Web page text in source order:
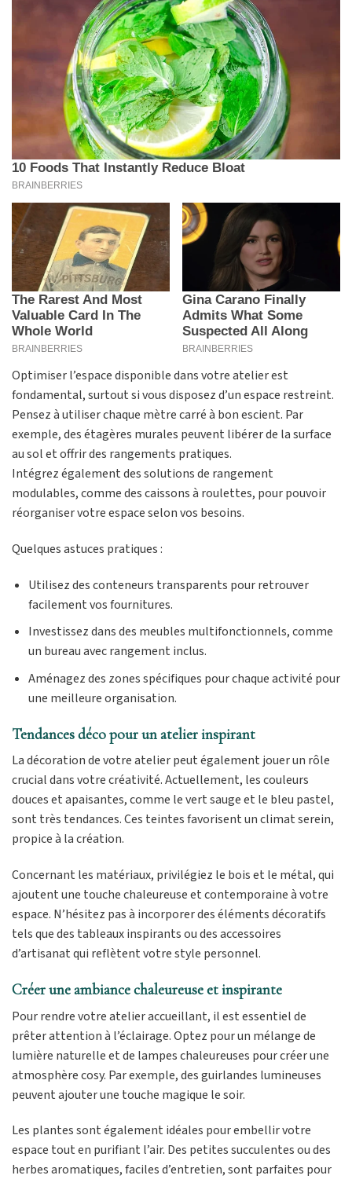
Optimiser l’espace disponible dans votre atelier est
fondamental, surtout si vous disposez d’un espace restreint.
Pensez à utiliser chaque mètre carré à bon escient. Par
exemple, des étagères murales peuvent libérer de la surface
au sol et offrir des rangements pratiques.
Intégrez également des solutions de rangement
modulables, comme des caissons à roulettes, pour pouvoir
réorganiser votre espace selon vos besoins.
Quelques astuces pratiques :
Utilisez des conteneurs transparents pour retrouver
facilement vos fournitures.
Investissez dans des meubles multifonctionnels, comme
un bureau avec rangement inclus.
Aménagez des zones spécifiques pour chaque activité pour
une meilleure organisation.
Tendances déco pour un atelier inspirant
La décoration de votre atelier peut également jouer un rôle
crucial dans votre créativité. Actuellement, les couleurs
douces et apaisantes, comme le vert sauge et le bleu pastel,
sont très tendances. Ces teintes favorisent un climat serein,
propice à la création.
Concernant les matériaux, privilégiez le bois et le métal, qui
ajoutent une touche chaleureuse et contemporaine à votre
espace. N’hésitez pas à incorporer des éléments décoratifs
tels que des tableaux inspirants ou des accessoires
d’artisanat qui reflètent votre style personnel.
Créer une ambiance chaleureuse et inspirante
Pour rendre votre atelier accueillant, il est essentiel de
prêter attention à l’éclairage. Optez pour un mélange de
lumière naturelle et de lampes chaleureuses pour créer une
atmosphère cosy. Par exemple, des guirlandes lumineuses
peuvent ajouter une touche magique le soir.
Les plantes sont également idéales pour embellir votre
espace tout en purifiant l’air. Des petites succulentes ou des
herbes aromatiques, faciles d’entretien, sont parfaites pour